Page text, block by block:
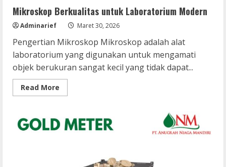
Mikroskop Berkualitas untuk Laboratorium Modern
Adminarief Maret 30, 2026
Pengertian Mikroskop Mikroskop adalah alat
laboratorium yang digunakan untuk mengamati
objek berukuran sangat kecil yang tidak dapat...
Read More
more
untuk
Laboratorium